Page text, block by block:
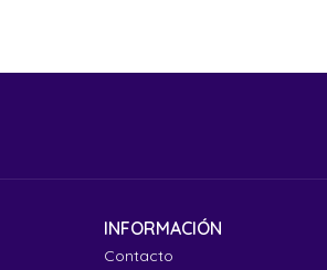
INFORMACIÓN
Contacto